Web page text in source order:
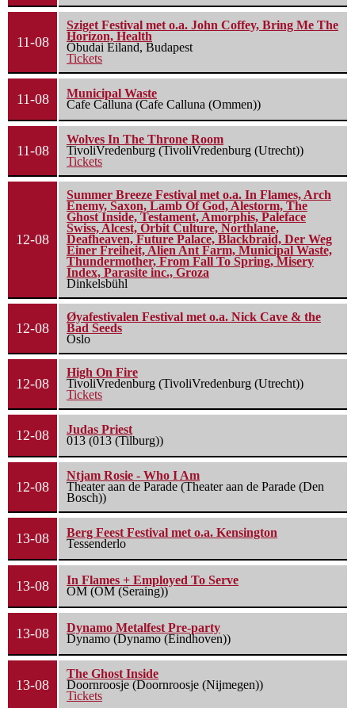
11-08
Sziget Festival met o.a. John Coffey, Bring Me The
Horizon, Health
Óbudai Eiland, Budapest
Tickets
11-08
Municipal Waste
Cafe Calluna (Cafe Calluna (Ommen))
11-08
Wolves In The Throne Room
TivoliVredenburg (TivoliVredenburg (Utrecht))
Tickets
12-08
Summer Breeze Festival met o.a. In Flames, Arch
Enemy, Saxon, Lamb Of God, Alestorm, The
Ghost Inside, Testament, Amorphis, Paleface
Swiss, Alcest, Orbit Culture, Northlane,
Deafheaven, Future Palace, Blackbraid, Der Weg
Einer Freiheit, Alien Ant Farm, Municipal Waste,
Thundermother, From Fall To Spring, Misery
Index, Parasite inc., Groza
Dinkelsbühl
12-08
Øyafestivalen Festival met o.a. Nick Cave & the
Bad Seeds
Oslo
12-08
High On Fire
TivoliVredenburg (TivoliVredenburg (Utrecht))
Tickets
12-08
Judas Priest
013 (013 (Tilburg))
12-08
Ntjam Rosie - Who I Am
Theater aan de Parade (Theater aan de Parade (Den
Bosch))
13-08
Berg Feest Festival met o.a. Kensington
Tessenderlo
13-08
In Flames + Employed To Serve
OM (OM (Seraing))
13-08
Dynamo Metalfest Pre-party
Dynamo (Dynamo (Eindhoven))
13-08
The Ghost Inside
Doornroosje (Doornroosje (Nijmegen))
Tickets